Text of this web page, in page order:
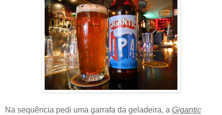
Na sequência pedi uma garrafa da geladeira, a Gigantic